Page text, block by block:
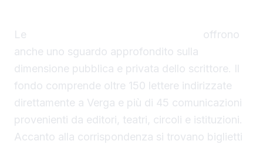
Le
offrono
anche uno sguardo approfondito sulla
dimensione pubblica e privata dello scrittore. Il
fondo comprende oltre 150 lettere indirizzate
direttamente a Verga e più di 45 comunicazioni
provenienti da editori, teatri, circoli e istituzioni.
Accanto alla corrispondenza si trovano biglietti